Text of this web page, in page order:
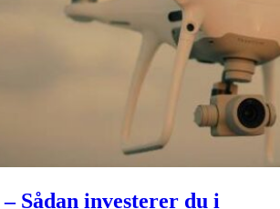
Sådan investerer du i